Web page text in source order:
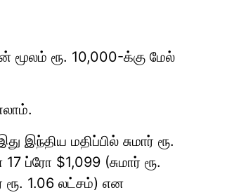
ரூ. 10,000-க்கு மேல்
மதிப்பில் சுமார் ரூ.
ப்ரோ $1,099 (சுமார் ரூ.
ரூ. 1.06 லட்சம்) என